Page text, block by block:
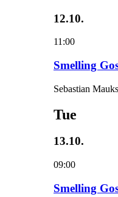
12.10.
11:00
Smelling
Sebastian
Tue
13.10.
09:00
Smelling